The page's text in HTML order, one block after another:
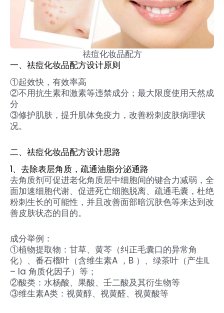
祛痘化妆品配方
一、祛痘化妆品配方设计原则
①起效快，有效率高
②不用抗生素和激素等违禁成分；最大限度使用天然成
分
③修护肌肤，提升肌体免疫力，改善粉刺皮肤病理状
况。
二、 祛痘化妆品配方设计思路
1、去除表层角质，疏通油脂分泌通路
去角质剂可促进老化角质层中细胞间的键合力减弱，全
面加速细胞代谢、促进死亡细胞脱离、疏通毛囊，杜绝
粉刺生长的可能性，并且改善面部暗沉肤色等来达到改
善皮肤状态的目的。
成分举例：
①植物提取物：甘草、黄芩（纠正毛囊口的异常角
化）、番石榴叶（含维生素A ，B ）、绿茶叶（产生IL
– la 角质化因子）等；
②酸类：水杨酸、果酸、壬二酸及其衍生物等
③维生素A类：视黄醇、视黄醛、视黄酸等